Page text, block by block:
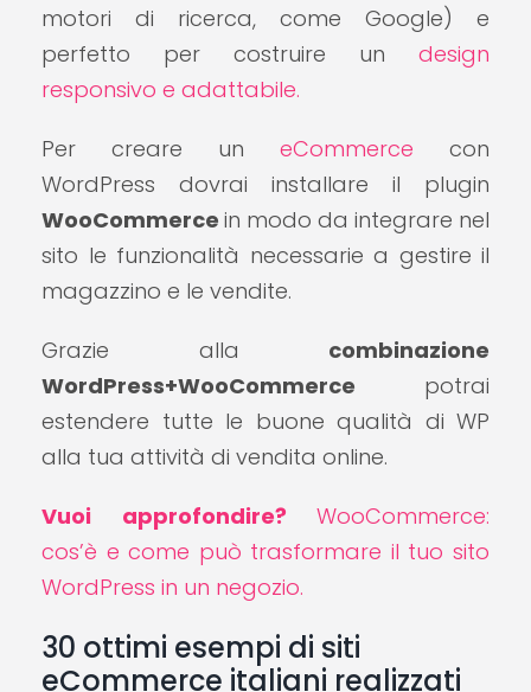
motori di ricerca, come Google) e
perfetto per costruire un design
responsivo e adattabile.
Per creare un eCommerce con
WordPress dovrai installare il plugin
WooCommerce in modo da integrare nel
sito le funzionalità necessarie a gestire il
magazzino e le vendite.
Grazie alla combinazione
WordPress+WooCommerce potrai
estendere tutte le buone qualità di WP
alla tua attività di vendita online.
Vuoi approfondire? WooCommerce:
cos’è e come può trasformare il tuo sito
WordPress in un negozio.
30 ottimi esempi di siti
eCommerce italiani realizzati